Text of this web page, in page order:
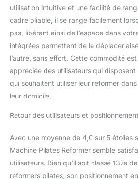
utilisation intuitive et une facilité de
cadre pliable, il se range facilement
pas, libérant ainsi de l’espace dans
intégrées permettent de le déplacer
l’autre, sans effort. Cette commodité
appréciée des utilisateurs qui disposent
qui souhaitent utiliser leur reformer
leur domicile.
Retour des utilisateurs et
Avec une moyenne de 4,0 sur 5 étoiles
Machine Pilates Reformer semble
utilisateurs. Bien qu’il soit classé 137e
reformers pilates, son positionnement